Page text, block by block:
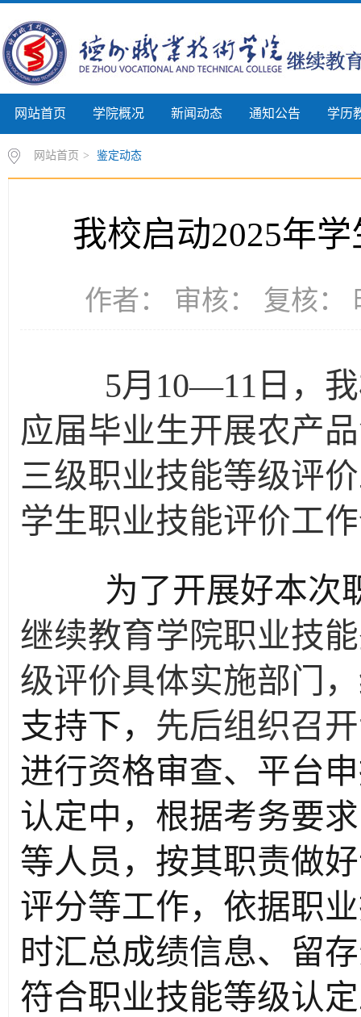
网站首页 学院概况 新闻动态 通知公告 学历
网站首页 > 鉴定动态
我校启动2025年
作者： 审核： 复核：
5月 10—11 日，
应届毕业生开展农产
三级职业技能等级评
学生职业技能评价工
为了开展好本次
继续教育学院职业技
级评价具体实施部门
支持下， 先后组织召
进行资格审查、平台
认定中，根据考务要
等人员，按其职责做
评分等工作，依据职
时汇总成绩信息、留
符合职业技能等级认